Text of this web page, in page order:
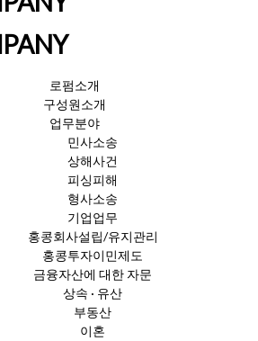
로펌소개
구성원소개
업무분야
민사소송
상해사건
피싱피해
형사소송
기업업무
홍콩회사설립/유지관리
홍콩투자이민제도
금융자산에 대한 자문
상속 · 유산
부동산
이혼